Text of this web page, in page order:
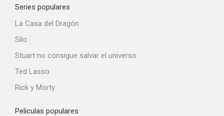
Series populares
La Casa del Dragón
Silo
Stuart no consigue salvar el universo
Ted Lasso
Rick y Morty
Peliculas populares